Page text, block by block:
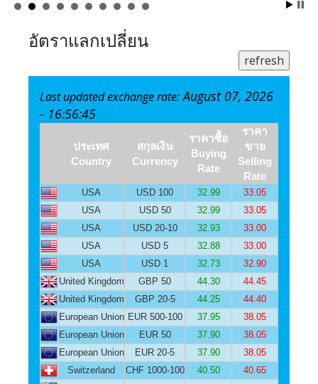
อัตราแลกเปลี่ยน
refresh
Last updated exchange rate:August 07, 2026
- 16:56:45
ประเทศ
Country
สกุลเงิน
Currency
ราคาซื้อ
Buying
Rate
ราคา
ขาย
Selling
Rate
USA USD 100 32.99
33.05
USA
USD 50 32.99
33.05
USA
USD 20-10 32.93
33.00
USA
USD 5 32.88
33.00
USA
USD 1 32.73
32.90
United Kingdom
GBP 50 44.30
44.45
United Kingdom
GBP 20-5 44.25
44.40
European Union EUR 500-100 37.95
38.05
European Union
EUR 50 37.90
38.05
European Union
EUR 20-5 37.90
38.05
Switzerland
CHF 1000-100 40.50
40.65